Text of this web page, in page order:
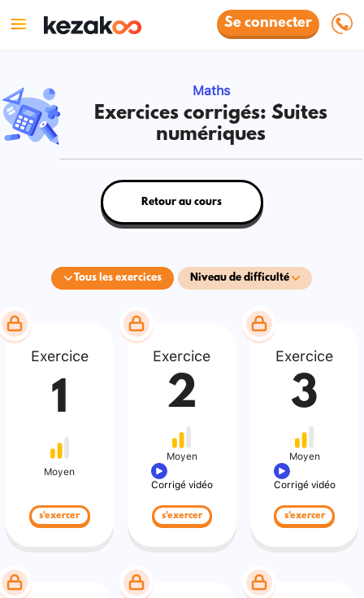
Se connecter
Maths
Exercices corrigés: Suites
numériques
Tous les exercices Niveau de difficulté
Retour au cours
Exercice
1
Moyen
s'exercer
Exercice
2
Moyen
Corrigé vidéo
s'exercer
Exercice
3
Moyen
Corrigé vidéo
s'exercer